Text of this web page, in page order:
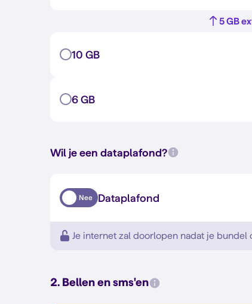
5 GB
10 GB
6 GB
Wil je een dataplafond?
Nee Dataplafond
Je internet zal doorlopen nadat je bundel
2. Bellen en sms'en